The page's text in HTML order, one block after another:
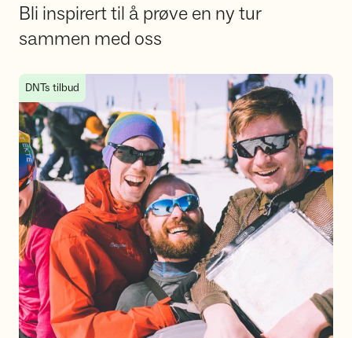
Bli inspirert til å prøve en ny tur
sammen med oss
Hva er en fellestur med DNT?
DNTs tilbud